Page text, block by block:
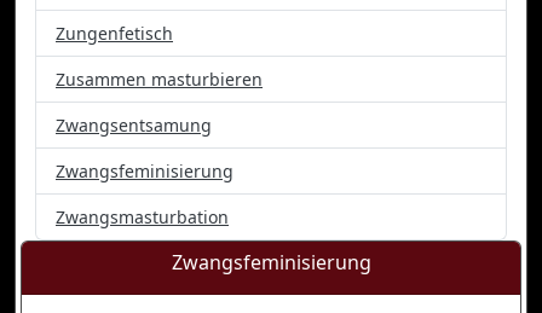
Zungenfetisch
Zusammen masturbieren
Zwangsentsamung
Zwangsfeminisierung
Zwangsmasturbation
Zwangsfeminisierung